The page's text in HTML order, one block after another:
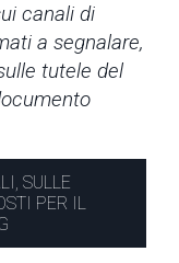
canali di
a segnalare,
tutele del
SULLE
PER IL